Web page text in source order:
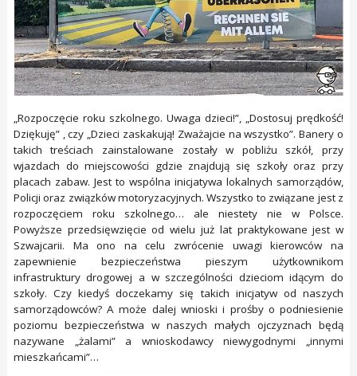
„Rozpoczęcie roku szkolnego. Uwaga dzieci!”, „Dostosuj prędkość!
Dziękuję” , czy „Dzieci zaskakują! Zważajcie na wszystko”. Banery o
takich treściach zainstalowane zostały w pobliżu szkół, przy
wjazdach do miejscowości gdzie znajdują się szkoły oraz przy
placach zabaw. Jest to wspólna inicjatywa lokalnych samorządów,
Policji oraz związków motoryzacyjnych. Wszystko to związane jest z
rozpoczęciem roku szkolnego… ale niestety nie w Polsce.
Powyższe przedsięwzięcie od wielu już lat praktykowane jest w
Szwajcarii. Ma ono na celu zwrócenie uwagi kierowców na
zapewnienie bezpieczeństwa pieszym użytkownikom
infrastruktury drogowej a w szczególności dzieciom idącym do
szkoły. Czy kiedyś doczekamy się takich inicjatyw od naszych
samorządowców? A może dalej wnioski i prośby o podniesienie
poziomu bezpieczeństwa w naszych małych ojczyznach będą
nazywane „żalami” a wnioskodawcy niewygodnymi „innymi
mieszkańcami”…